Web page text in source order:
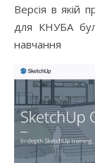
Версія в якій
для КНУБА
навчання